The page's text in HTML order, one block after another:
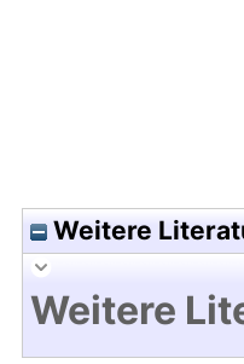
Weitere
Weitere